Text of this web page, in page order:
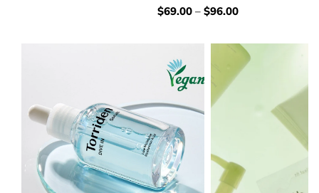
價
$69.00– $96.00